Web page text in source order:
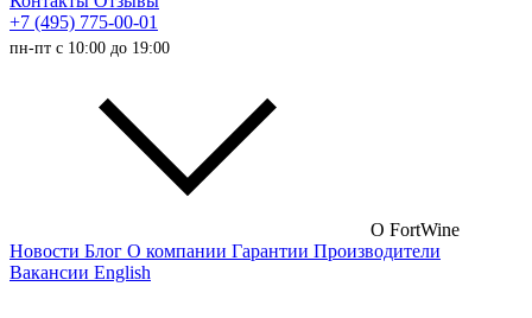
+7 (495) 775-00-01
пн-пт с 10:00 до 19:00
О FortWine
Новости Блог О компании Гарантии Производители
Вакансии English